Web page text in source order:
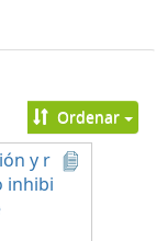
Ordenar
y r
inhibi